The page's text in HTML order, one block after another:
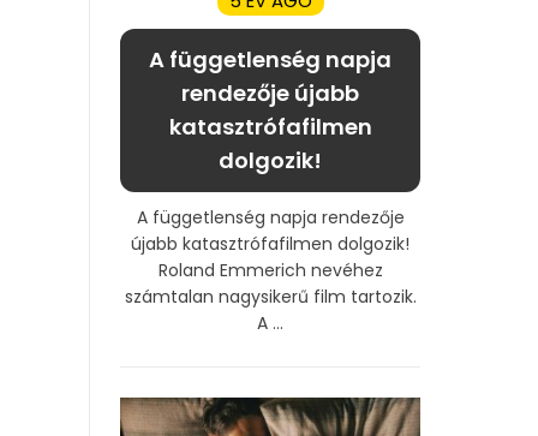
A függetlenség napja
rendezője újabb
katasztrófafilmen
dolgozik!
A függetlenség napja rendezője
újabb katasztrófafilmen dolgozik!
Roland Emmerich nevéhez
számtalan nagysikerű film tartozik.
A ...